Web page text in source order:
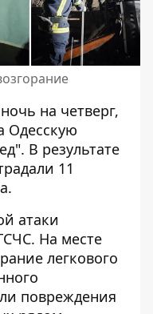
на четверг,
Одесскую
В результате
11
атаки
На месте
легкового
повреждения